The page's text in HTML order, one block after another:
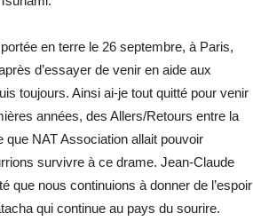
en terre le 26 septembre, à Paris,
d’essayer de venir en aide aux
toujours. Ainsi ai-je tout quitté pour venir
années, des Allers/Retours entre la
que NAT Association allait pouvoir
survivre à ce drame. Jean-Claude
que nous continuions à donner de l’espoir
qui continue au pays du sourire.